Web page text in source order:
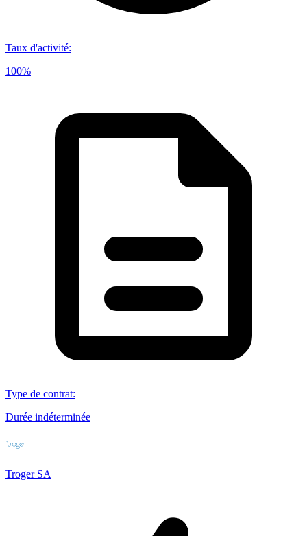
Taux d'activité:
100%
Type de contrat:
Durée indéterminée
Troger SA